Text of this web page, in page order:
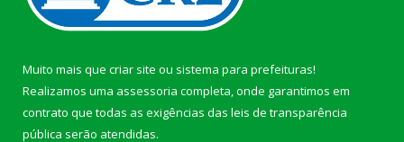
Muito mais que criar site ou sistema para prefeituras!
Realizamos uma assessoria completa, onde garantimos em
contrato que todas as exigências das leis de transparência
pública serão atendidas.